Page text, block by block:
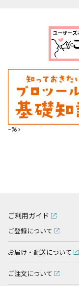
--%>
ご利用ガイド
ご登録について
お届け・配送について
ご注文について